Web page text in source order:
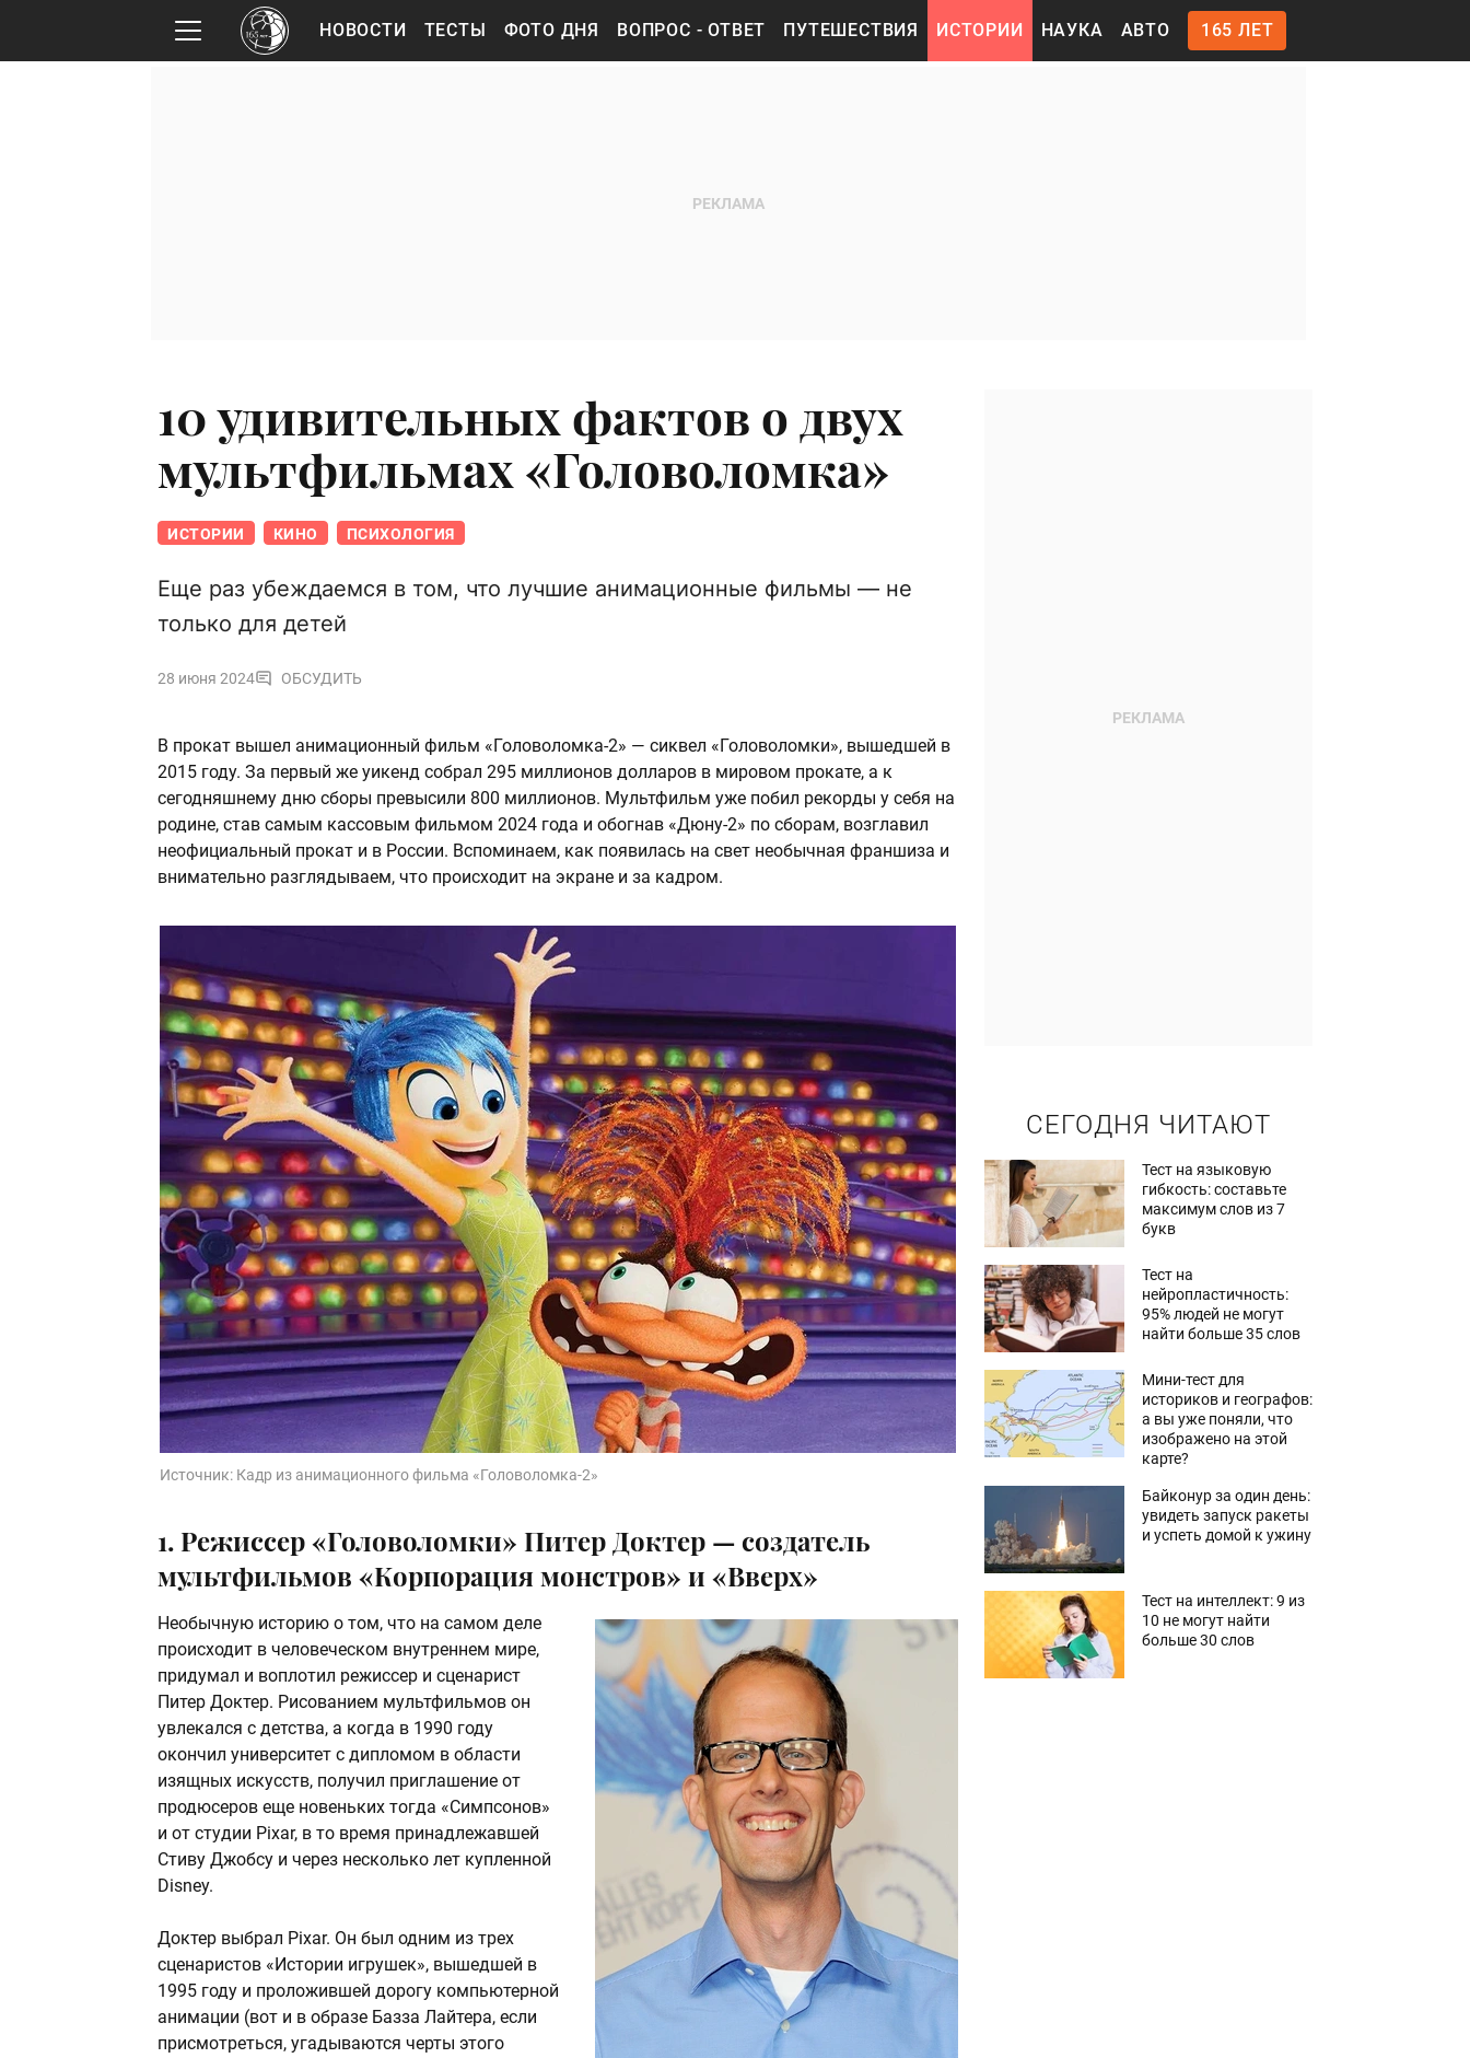
НОВОСТИ ТЕСТЫ ФОТО ДНЯ ВОПРОС - ОТВЕТ ПУТЕШЕСТВИЯ ИСТОРИИ НАУКА АВТО 165 ЛЕТ
10 удивительных фактов о двух
мультфильмах «Головоломка»
ИСТОРИИ КИНО ПСИХОЛОГИЯ
Еще раз убеждаемся в том, что лучшие анимационные фильмы — не
только для детей
28 июня 2024 ОБСУДИТЬ
В прокат вышел анимационный фильм «Головоломка-2» — сиквел «Головоломки», вышедшей в
2015 году. За первый же уикенд собрал 295 миллионов долларов в мировом прокате, а к
сегодняшнему дню сборы превысили 800 миллионов. Мультфильм уже побил рекорды у себя на
родине, став самым кассовым фильмом 2024 года и обогнав «Дюну-2» по сборам, возглавил
неофициальный прокат и в России. Вспоминаем, как появилась на свет необычная франшиза и
внимательно разглядываем, что происходит на экране и за кадром.
Источник: Кадр из анимационного фильма «Головоломка-2»
1. Режиссер «Головоломки» Питер Доктер — создатель
мультфильмов «Корпорация монстров» и «Вверх»
Необычную историю о том, что на самом деле
происходит в человеческом внутреннем мире,
придумал и воплотил режиссер и сценарист
Питер Доктер. Рисованием мультфильмов он
увлекался с детства, а когда в 1990 году
окончил университет с дипломом в области
изящных искусств, получил приглашение от
продюсеров еще новеньких тогда «Симпсонов»
и от студии Pixar, в то время принадлежавшей
Стиву Джобсу и через несколько лет купленной
Disney.
Доктер выбрал Pixar. Он был одним из трех
сценаристов «Истории игрушек», вышедшей в
1995 году и проложившей дорогу компьютерной
анимации (вот и в образе Базза Лайтера, если
присмотреться, угадываются черты этого
СЕГОДНЯ ЧИТАЮТ
Тест на языковую
гибкость: составьте
максимум слов из 7
букв
Тест на
нейропластичность:
95% людей не могут
найти больше 35 слов
Мини-тест для
историков и географов:
а вы уже поняли, что
изображено на этой
карте?
Байконур за один день:
увидеть запуск ракеты
и успеть домой к ужину
Тест на интеллект: 9 из
10 не могут найти
больше 30 слов